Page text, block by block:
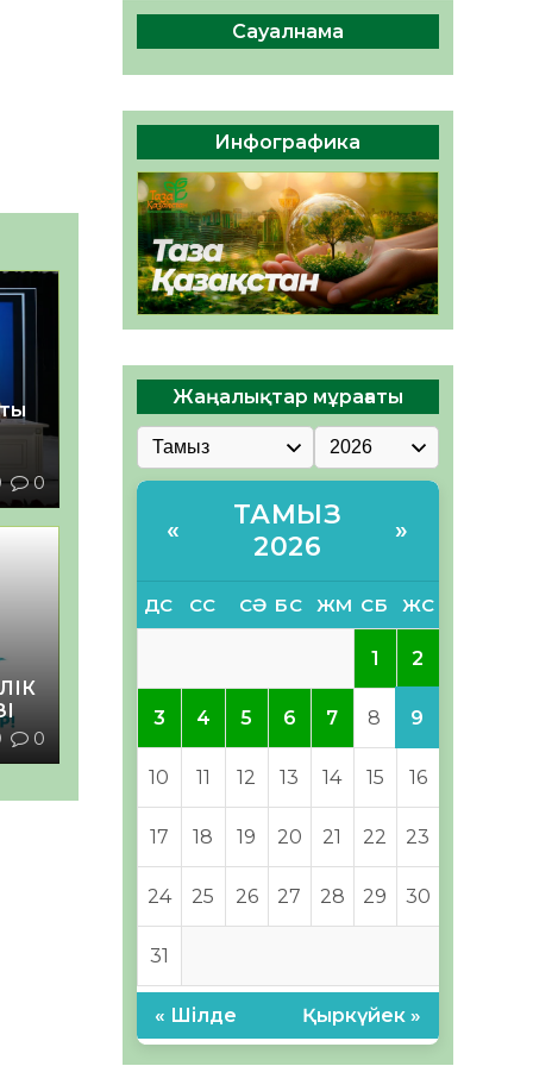
0
0
Руслан Рүстемұлы облыс
әкімінің кеңесшісі болып
тағайындалды
05.08.2026
61 0
Сауалнама
Инфографика
Жаңалықтар мұрағаты
«
ТАМЫЗ
2026
»
ДС СС СӘ БС ЖМ СБ ЖС
1 2
3 4 5 6 7 8 9
10 11 12 13 14 15 16
17 18 19 20 21 22 23
24 25 26 27 28 29 30
31
« Шілде Қыркүйек »